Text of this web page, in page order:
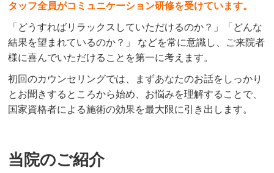
タッフ全員がコミュニケーション研修を受けています。
「どうすればリラックスしていただけるのか？」「どんな
結果を望まれているのか？」 などを常に意識し、ご来院者
様に喜んでいただけることを第一に考えます。
初回のカウンセリングでは、まずあなたのお話をしっかり
とお聞きするところから始め、お悩みを理解することで、
国家資格者による施術の効果を最大限に引き出します。
当院のご紹介